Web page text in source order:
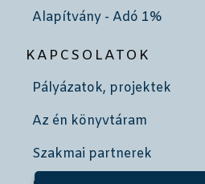
Alapítvány - Adó 1%
KAPCSOLATOK
Pályázatok, projektek
Az én könyvtáram
Szakmai partnerek